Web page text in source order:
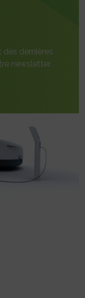
dernières
newsletter.